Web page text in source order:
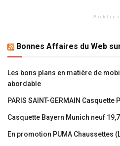
Bonnes Affaires du Web
Les bons plans en matière de
abordable
PARIS SAINT-GERMAIN Casquette
Casquette Bayern Munich neuf
En promotion PUMA Chaussettes